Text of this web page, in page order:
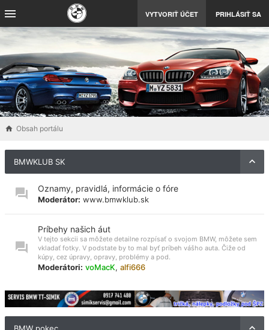
VYTVORIŤ ÚČET PRIHLÁSIŤ SA
Obsah portálu
BMWKLUB SK
Oznamy, pravidlá, informácie o fóre
Moderátor: www.bmwklub.sk
Príbehy našich áut
V tejto sekcii sa môžete detailne rozpísať o svojom BMW, môžete sem
vkladať fotky. V podstate by to mal byť príbeh vášho auta. Čiže od
kúpy, cez úpravy, opravy, problémy a pod.
Moderátori: voMacK, alfi666
BMW pokec